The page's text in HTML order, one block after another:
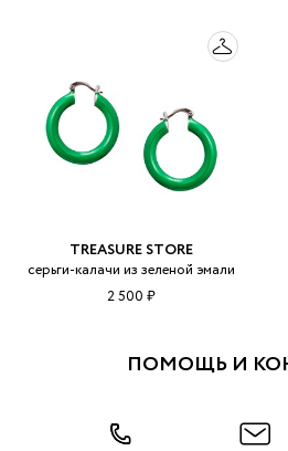
TREASURE STORE
серьги-калачи из зеленой эмали
2 500 ₽
ПОМОЩЬ И